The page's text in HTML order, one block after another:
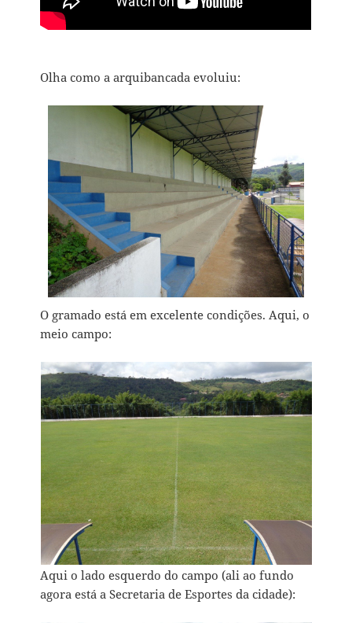
Olha como a arquibancada evoluiu:
O gramado está em excelente condições. Aqui, o
meio campo:
Aqui o lado esquerdo do campo (ali ao fundo
agora está a Secretaria de Esportes da cidade):